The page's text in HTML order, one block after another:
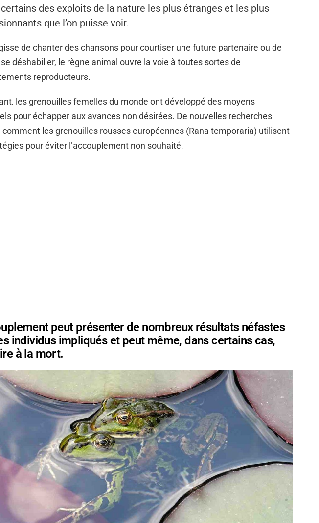
des exploits de la nature les plus étranges et les plus
que l’on puisse voir.
de chanter des chansons pour courtiser une future partenaire ou de
se déshabiller, le règne animal ouvre la voie à toutes sortes de
reproducteurs.
les grenouilles femelles du monde ont développé des moyens
pour échapper aux avances non désirées. De nouvelles recherches
comment les grenouilles rousses européennes (Rana temporaria) utilisent
pour éviter l’accouplement non souhaité.
peut présenter de nombreux résultats néfastes
individus impliqués et peut même, dans certains cas,
à la mort.